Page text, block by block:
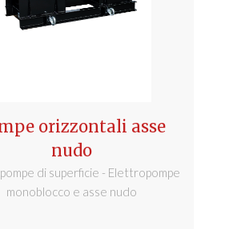
orizzontali asse
nudo
di superficie - Elettropompe
monoblocco e asse nudo